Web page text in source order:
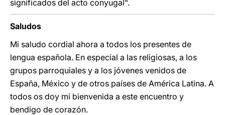
significados del acto conyugal".
Saludos
Mi saludo cordial ahora a todos los presentes de
lengua española. En especial a las religiosas, a los
grupos parroquiales y a los jóvenes venidos de
España, México y de otros países de América Latina. A
todos os doy mi bienvenida a este encuentro y
bendigo de corazón.